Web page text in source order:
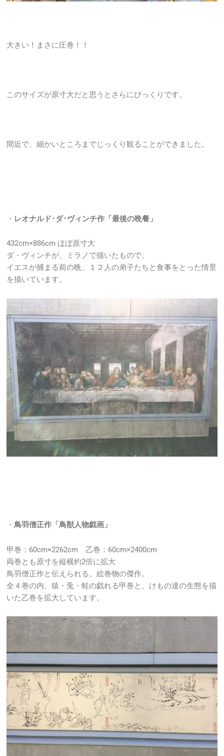
大きい！まさに圧巻！！
このサイズが原寸大だと思うとさらにびっくりです。
間近で、細かいところまでじっくり観ることができました。
・ レオナルド･ダ･ヴィンチ作「最後の晩餐」
432cm×886cm ほぼ原寸大
ダ・ヴィンチが、ミラノで描いたもので、
イエスが捕まる前の晩、１２人の弟子たちと食事をとった情景
を描いています。
・鳥羽僧正作「鳥獣人物戯画」
甲巻：60cm×2262cm 乙巻：60cm×2400cm
両巻とも原寸を縦横約2倍に拡大
鳥羽僧正作と伝えられる。絵巻物の傑作。
全４巻の内、猿・兎・蛙の戯れる甲巻と、けもの達の生態を描
いた乙巻を拡大しています。